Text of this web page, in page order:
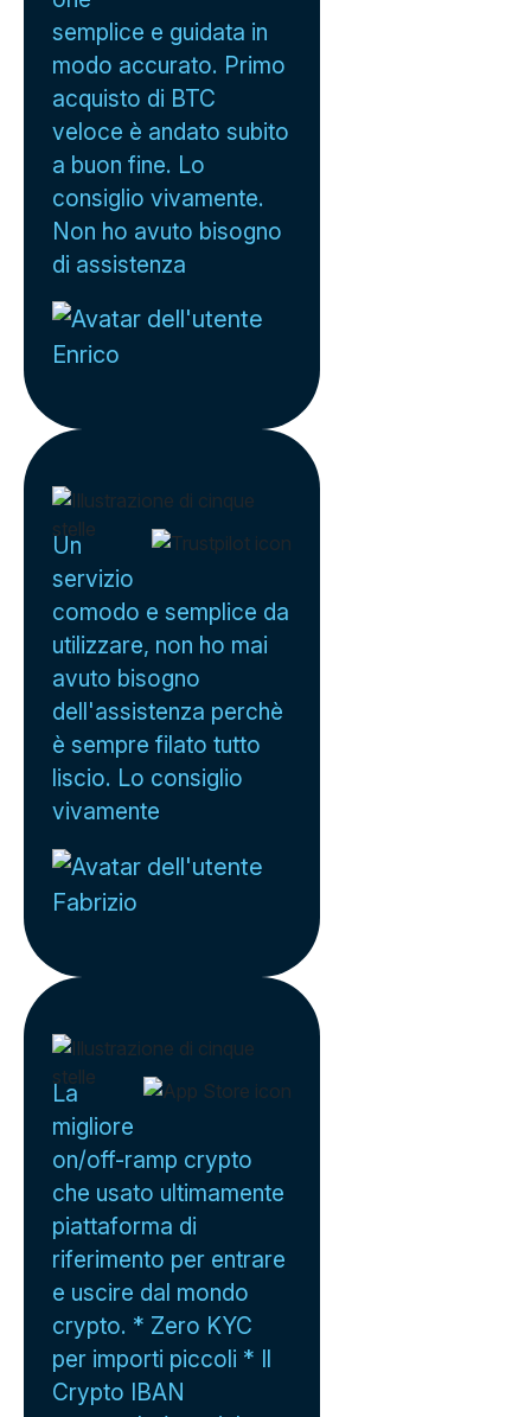
semplice e guidata in
modo accurato. Primo
acquisto di BTC
veloce è andato subito
a buon fine. Lo
consiglio vivamente.
Non ho avuto bisogno
di assistenza
Enrico
Un
servizio
comodo e semplice da
utilizzare, non ho mai
avuto bisogno
dell'assistenza perchè
è sempre filato tutto
liscio. Lo consiglio
vivamente
Fabrizio
La
migliore
on/off-ramp crypto
che usato ultimamente
piattaforma di
riferimento per entrare
e uscire dal mondo
crypto. * Zero KYC
per importi piccoli * Il
Crypto IBAN